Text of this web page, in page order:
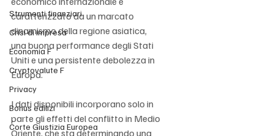
Strumenti finanziari
Crisi di impresa
Economia F
Cryptovalute F
Privacy
Bonus edilizi
Corte Giustizia Europea
caratterizzato da un marcato
dinamismo della regione asiatica,
una buona performance degli Stati
Uniti e una persistente debolezza in
Europa.
I dati disponibili incorporano solo in
parte gli effetti del conflitto in Medio
Oriente, che sta determinando una